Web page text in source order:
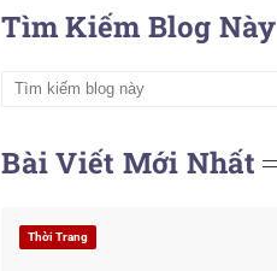
Tìm Kiếm Blog Này
Bài Viết Mới Nhất
Thời Trang